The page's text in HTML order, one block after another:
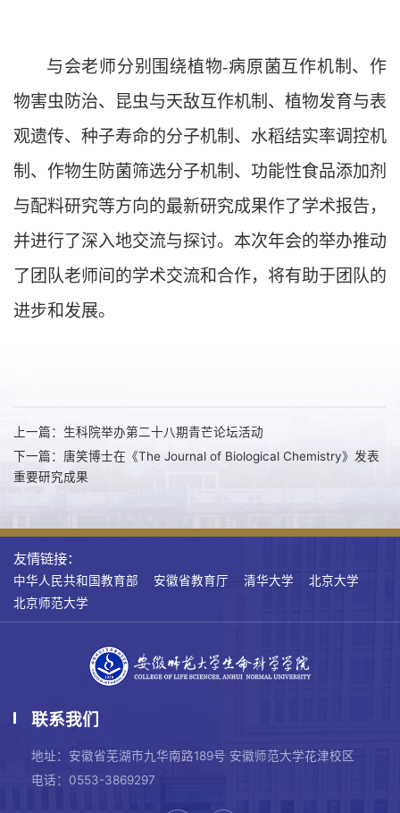
与会老师分别围绕植物-病原菌互作机制、作
物害虫防治、昆虫与天敌互作机制、植物发育与表
观遗传、种子寿命的分子机制、水稻结实率调控机
制、作物生防菌筛选分子机制、功能性食品添加剂
与配料研究等方向的最新研究成果作了学术报告，
并进行了深入地交流与探讨。本次年会的举办推动
了团队老师间的学术交流和合作，将有助于团队的
进步和发展。
上一篇：生科院举办第二十八期青芒论坛活动
下一篇：唐笑博士在《The Journal of Biological Chemistry》发表
重要研究成果
友情链接：
中华人民共和国教育部 安徽省教育厅 清华大学
北京大学
北京师范大学
联系我们
地址：安徽省芜湖市九华南路189号 安徽师范大学花津校区
电话：0553-3869297